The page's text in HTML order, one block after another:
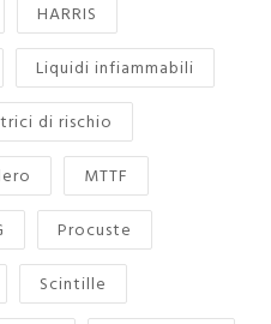
HARRIS
Liquidi infiammabili
di rischio
MTTF
Procuste
Scintille